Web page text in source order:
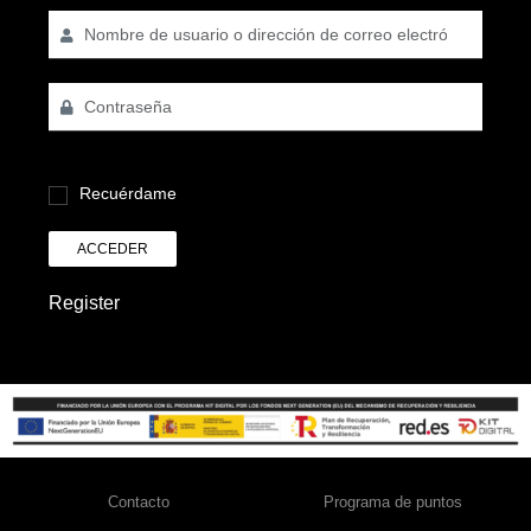
Recuérdame
ACCEDER
Register
Contacto Programa de puntos